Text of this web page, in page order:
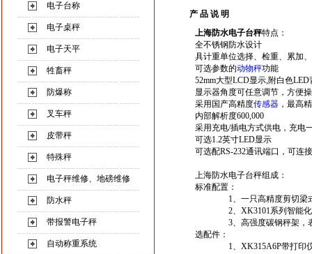
电子台称
电子桌秤
电子天平
牲畜秤
防爆称
叉车秤
皮带秤
特殊秤
电子秤维修、地磅维修
防水秤
带报警电子秤
自动称重系统
产 品 说 明
上海防水电子台秤特点：
全不锈钢防水设计
具计重单位选择、检重、累加
可选参数的动物秤功能
52mm大型LCD显示,附白色
显示器角度可任意调节，方便
采用国产高精度传感器 ，最高
内部解析度600,000
采用充电/插电方式供电，充电
可选1.2英寸LED显示
可选配RS-232通讯端口，可连
上海防水电子台秤组成：
标准配置：
1、一只高精度剪切梁
2、XK3101系列智能化交
3、高强度碳钢秤架，表
选配件：
1、XK315A6P带打印